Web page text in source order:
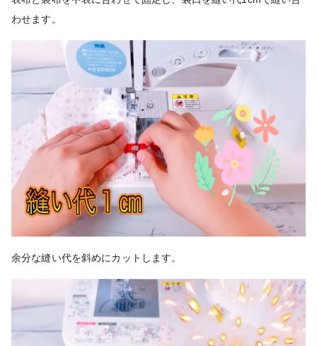
わせます。
余分な縫い代を斜めにカットします。